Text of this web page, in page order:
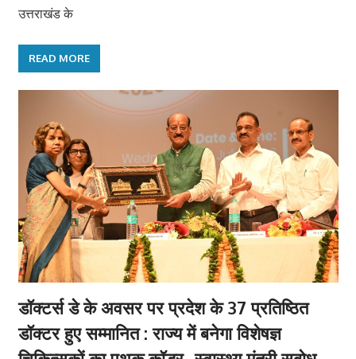
उत्तराखंड के
READ MORE
डॉक्टर्स डे के अवसर पर प्रदेश के 37 प्रतिष्ठित
डॉक्टर हुए सम्मानित : राज्य में बनेगा विशेषज्ञ